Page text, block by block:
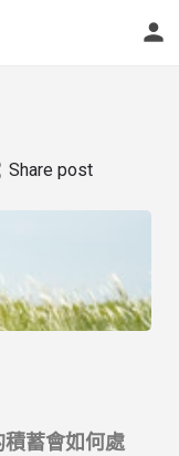
Share post
蓄會如何處